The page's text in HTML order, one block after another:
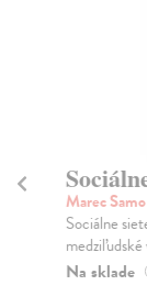
Marec Samo
Sociálne
Na sklade